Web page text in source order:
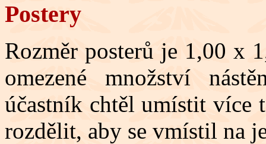
Postery
Rozměr posterů je 1,00 x
omezené množství
účastník chtěl umístit více
rozdělit, aby se vmístil na